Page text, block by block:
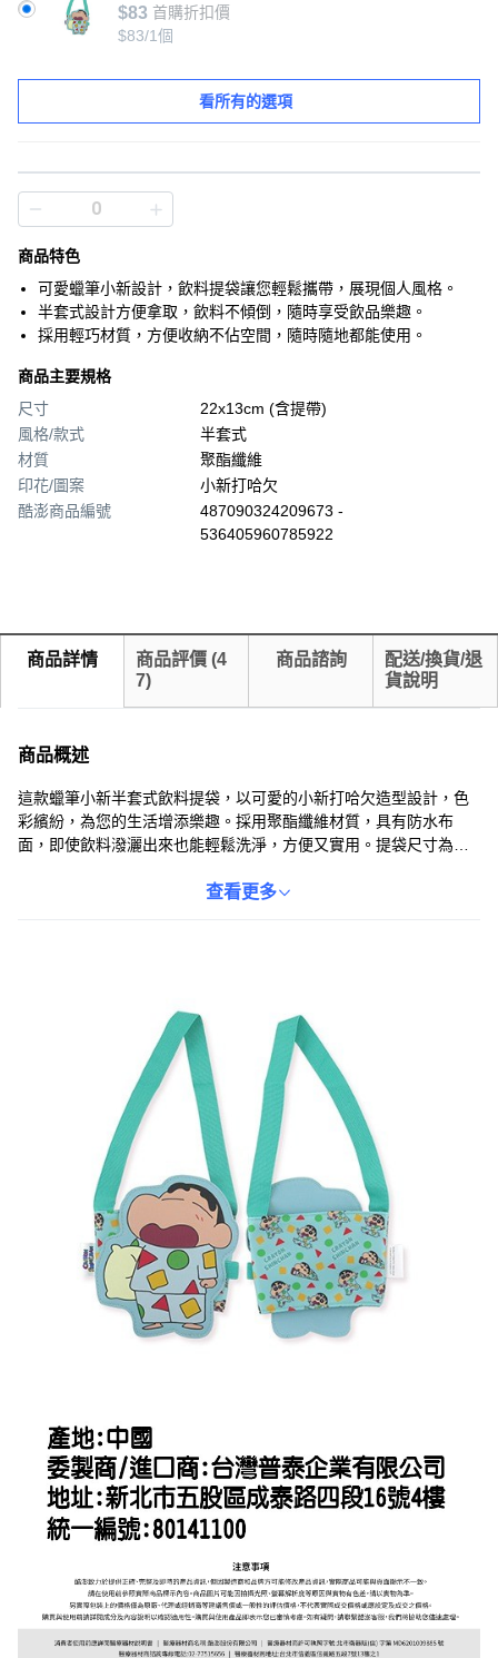
$83 首購折扣價
$83/1個
看所有的選項
商品特色
可愛蠟筆小新設計，飲料提袋讓您輕鬆攜帶，展現個人風格。
半套式設計方便拿取，飲料不傾倒，隨時享受飲品樂趣。
採用輕巧材質，方便收納不佔空間，隨時隨地都能使用。
商品主要規格
尺寸
22x13cm (含提帶)
風格/款式
半套式
材質
聚酯纖維
印花/圖案
小新打哈欠
酷澎商品編號
487090324209673 -
536405960785922
商品詳情 商品評價 (4
7)
商品諮詢
配送/換貨/退
貨說明
商品概述
這款蠟筆小新半套式飲料提袋，以可愛的小新打哈欠造型設計，色
彩繽紛，為您的生活增添樂趣。採用聚酯纖維材質，具有防水布
面，即使飲料潑灑出來也能輕鬆洗淨，方便又實用。提袋尺寸為
品。不僅能保護您的手不被冷熱飲燙傷，還能減少塑膠袋的使用。
查看更多